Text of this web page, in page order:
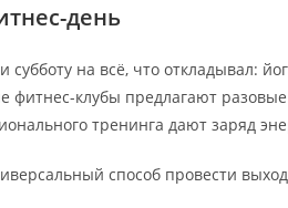
день
субботу на всё, что откладывал:
фитнес-клубы предлагают
тренинга дают заряд
способ провести